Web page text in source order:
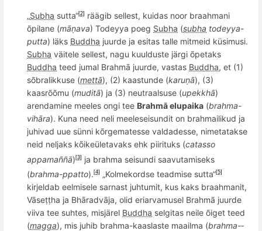
„Subha sutta“[2] räägib sellest, kuidas noor braahmani
õpilane (māṇava) Todeyya poeg Subha (subha todeyya-
putta) läks Buddha juurde ja esitas talle mitmeid küsimusi.
Subha väitele sellest, nagu kuulduste järgi õpetaks
Buddha teed jumal Brahmā juurde, vastas Buddha, et (1)
sõbralikkuse (mettā), (2) kaastunde (karuṇā), (3)
kaasrõõmu (muditā) ja (3) neutraalsuse (upekkhā)
arendamine meeles ongi tee Brahmā elupaika (brahma-
vihāra). Kuna need neli meeleseisundit on brahmailikud ja
juhivad uue sünni kõrgematesse valdadesse, nimetatakse
neid neljaks kõikeületavaks ehk piirituks (catasso
appamaññā) [3]
ja brahma seisundi saavutamiseks
(brahma-ppatto). [4] „Kolmekordse teadmise sutta“[5]
kirjeldab eelmisele sarnast juhtumit, kus kaks braahmanit,
Vāseṭṭha ja Bhāradvāja, olid eriarvamusel Brahmā juurde
viiva tee suhtes, misjärel Buddha selgitas neile õiget teed
(magga), mis juhib brahma-kaaslaste maailma (brahma-­